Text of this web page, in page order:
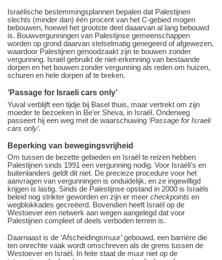
Israëlische bestemmingsplannen bepalen dat Palestijnen
slechts (minder dan) één procent van het C-gebied mogen
bebouwen, hoewel het grootste deel daaarvan al lang bebouwd
is. Bouwvergunningen van Palestijnse gemeenschappen
worden op grond daarvan stelselmatig genegeerd of afgewezen,
waardoor Palestijnen genoodzaakt zijn te bouwen zonder
vergunning. Israël gebruikt de niet-erkenning van bestaande
dorpen en het bouwen zonder vergunning als reden om huizen,
schuren en hele dorpen af te breken.
‘Passage for Israeli cars only’
Yuval verblijft een tijdje bij Basel thuis, maar vertrekt om zijn
moeder te bezoeken in Be’er Sheva, in Israël. Onderweg
passeert hij een weg met de waarschuwing ‘Passage for Israeli
cars only’.
Beperking van bewegingsvrijheid
Om tussen de bezette gebieden en Israël te reizen hebben
Palestijnen sinds 1991 een vergunning nodig. Voor Israëli’s en
buitenlanders geldt dit niet. De precieze procedure voor het
aanvragen van vergunningen is onduidelijk, en ze ingewilligd
krijgen is lastig. Sinds de Palestijnse opstand in 2000 is Israëls
beleid nog strikter geworden en zijn er meer checkpoints en
wegblokkades gecreëerd. Bovendien heeft Israël op de
Westoever een netwerk aan wegen aangelegd dat voor
Palestijnen compleet of deels verboden terrein is.
Daarnaast is de ‘Afscheidingsmuur’ gebouwd, een barrière die
ten onrechte vaak wordt omschreven als de grens tussen de
Westoever en Israël. In feite staat de muur niet op de